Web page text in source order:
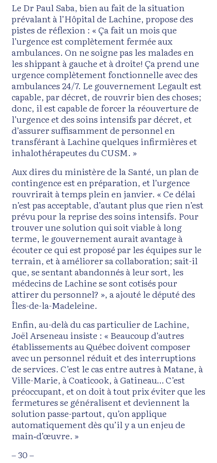
Le Dr Paul Saba, bien au fait de la situation
prévalant à l’Hôpital de Lachine, propose des
pistes de réflexion : « Ça fait un mois que
l’urgence est complètement fermée aux
ambulances. On ne soigne pas les malades en
les shippant à gauche et à droite! Ça prend une
urgence complètement fonctionnelle avec des
ambulances 24/7. Le gouvernement Legault est
capable, par décret, de rouvrir bien des choses;
donc, il est capable de forcer la réouverture de
l’urgence et des soins intensifs par décret, et
d’assurer suffisamment de personnel en
transférant à Lachine quelques infirmières et
inhalothérapeutes du CUSM. »
Aux dires du ministère de la Santé, un plan de
contingence est en préparation, et l’urgence
rouvrirait à temps plein en janvier. « Ce délai
n’est pas acceptable, d’autant plus que rien n’est
prévu pour la reprise des soins intensifs. Pour
trouver une solution qui soit viable à long
terme, le gouvernement aurait avantage à
écouter ce qui est proposé par les équipes sur le
terrain, et à améliorer sa collaboration; sait-il
que, se sentant abandonnés à leur sort, les
médecins de Lachine se sont cotisés pour
attirer du personnel? », a ajouté le député des
Îles-de-la-Madeleine.
Enfin, au-delà du cas particulier de Lachine,
Joël Arseneau insiste : « Beaucoup d’autres
établissements au Québec doivent composer
avec un personnel réduit et des interruptions
de services. C’est le cas entre autres à Matane, à
Ville-Marie, à Coaticook, à Gatineau… C’est
préoccupant, et on doit à tout prix éviter que les
fermetures se généralisent et deviennent la
solution passe-partout, qu’on applique
automatiquement dès qu’il y a un enjeu de
main‑d’œuvre. »
– 30 –